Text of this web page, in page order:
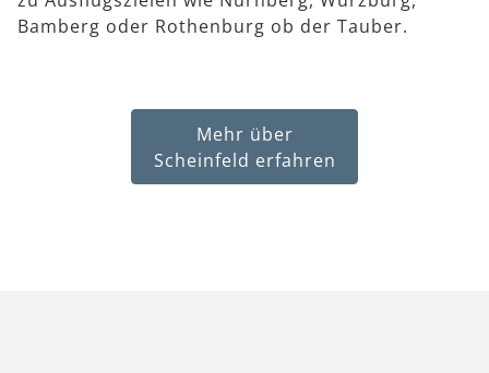
Bamberg oder Rothenburg ob der Tauber.
Mehr über
Scheinfeld erfahren